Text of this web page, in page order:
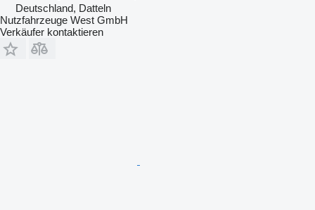
Deutschland, Datteln
Nutzfahrzeuge West GmbH
Verkäufer kontaktieren